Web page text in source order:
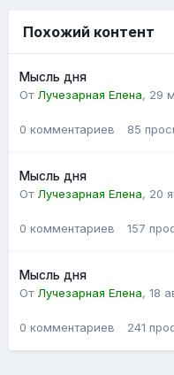
Похожий контент
Мысль дня
От Лучезарная Елена, 29
0 комментариев 85
Мысль дня
От Лучезарная Елена, 20
0 комментариев 157
Мысль дня
От Лучезарная Елена, 18
0 комментариев 241